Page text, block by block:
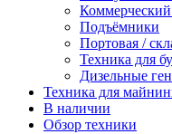
Подъёмники
Портовая /
Техника для
Дизельные
Техника для
В наличии
Обзор техники